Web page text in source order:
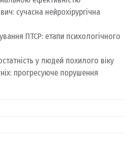
сучасна нейрохірургічна
ПТСР: етапи психологічного
у людей похилого віку
прогресуюче порушення